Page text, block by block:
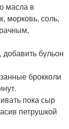
масла в
морковь, соль,
бульон
брокколи
пока сыр
петрушкой